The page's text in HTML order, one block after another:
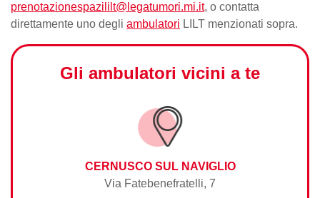
prenotazionespazililt@legatumori.mi.it, o contatta
direttamente uno degli ambulatori LILT menzionati sopra.
Gli ambulatori vicini a te
CERNUSCO SUL NAVIGLIO
Via Fatebenefratelli, 7